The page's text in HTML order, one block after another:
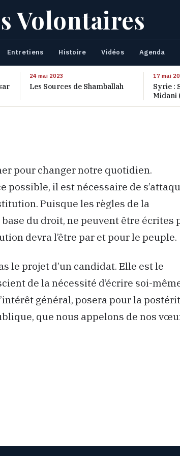
Volontaires
Entretiens Histoire Vidéos Agenda
24 mai 2023
Les Sources de Shamballah
17 mai
Syrie :
Midani
pour changer notre quotidien.
possible, il est nécessaire de
Puisque les règles de la
du droit, ne peuvent être écrites
devra l’être par et pour le peuple.
le projet d’un candidat. Elle est le
de la nécessité d’écrire soi-
général, posera pour la
que nous appelons de nos